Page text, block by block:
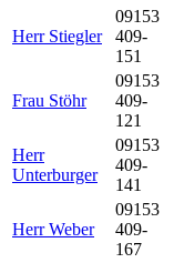
Herr Stiegler
09153
409-
151
Frau Stöhr
09153
409-
121
Herr
Unterburger
09153
409-
141
Herr Weber
09153
409-
167